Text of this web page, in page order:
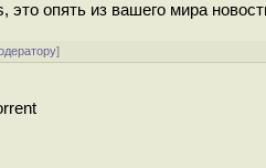
опять из вашего мира
]